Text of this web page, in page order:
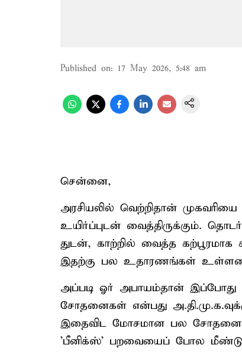
Published on: 17 May 2026, 5:48 am
சென்னை,
அரசியலில் வெற்றிதான்
உயிர்ப்புடன் வைத்திருக்கும்.
துடன், காற்றில் வைத்த கற்பூரமாக
இதற்கு பல உதாரணங்கள்
அப்படி ஓர் அபாயம்தான் இப்போது
சோதனைகள் என்பது
இதைவிட மோசமான பல
'பீனிக்ஸ்' பறவையைப் போல மீண்டு